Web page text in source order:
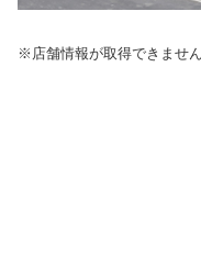
※店舗情報が取得できません